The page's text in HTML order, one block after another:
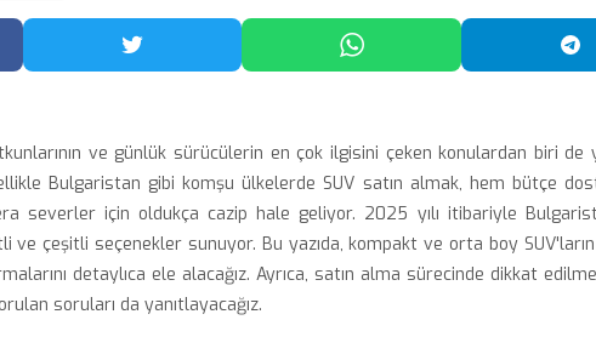
Paylaş Twitter'da Paylaş WhatsApp'ta Paylaş
ve günlük sürücülerin en çok ilgisini çeken konulardan biri de
Bulgaristan gibi komşu ülkelerde SUV satın almak, hem bütçe
severler için oldukça cazip hale geliyor. 2025 yılı itibariyle
ve çeşitli seçenekler sunuyor. Bu yazıda, kompakt ve orta boy SUV'ların
detaylıca ele alacağız. Ayrıca, satın alma sürecinde dikkat
soruları da yanıtlayacağız.